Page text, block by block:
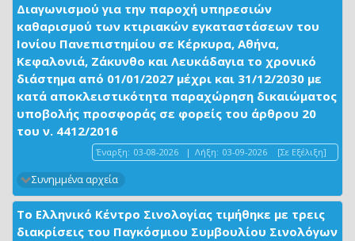
Διαγωνισμού για την παροχή υπηρεσιών
καθαρισμού των κτιριακών εγκαταστάσεων του
Ιονίου Πανεπιστημίου σε Κέρκυρα, Αθήνα,
Κεφαλονιά, Ζάκυνθο και Λευκάδαγια το χρονικό
διάστημα από 01/01/2027 μέχρι και 31/12/2030 με
κατά αποκλειστικότητα παραχώρηση δικαιώματος
υποβολής προσφοράς σε φορείς του άρθρου 20
του ν. 4412/2016
Έναρξη: 03-08-2026 | Λήξη: 03-09-2026 [Σε Εξέλιξη]
Συνημμένα αρχεία
Το Ελληνικό Κέντρο Σινολογίας τιμήθηκε με τρεις
διακρίσεις του Παγκόσμιου Συμβουλίου Σινολόγων